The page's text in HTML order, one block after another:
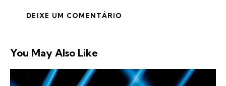
You May Also Like